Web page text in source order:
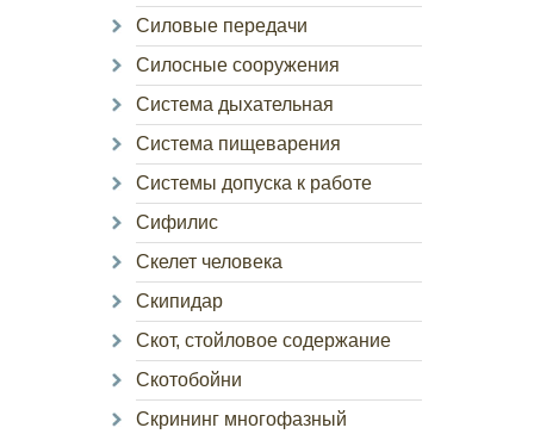
Силовые передачи
Силосные сооружения
Система дыхательная
Система пищеварения
Системы допуска к работе
Сифилис
Скелет человека
Скипидар
Скот, стойловое содержание
Скотобойни
Скрининг многофазный